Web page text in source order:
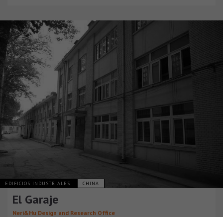
EDIFICIOS INDUSTRIALES CHINA
El Garaje
Neri&Hu Design and Research Office